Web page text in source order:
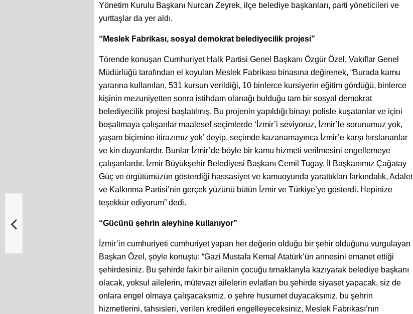
Yönetim Kurulu Başkanı Nurcan Zeyrek, ilçe belediye başkanları, parti yöneticileri ve
yurttaşlar da yer aldı.
“Meslek Fabrikası, sosyal demokrat belediyecilik projesi”
Törende konuşan Cumhuriyet Halk Partisi Genel Başkanı Özgür Özel, Vakıflar Genel
Müdürlüğü tarafından el koyulan Meslek Fabrikası binasına değirenek, “Burada kamu
yararına kullanılan, 531 kursun verildiği, 10 binlerce kursiyerin eğitim gördüğü, binlerce
kişinin mezuniyetten sonra istihdam olanağı bulduğu tam bir sosyal demokrat
belediyecilik projesi başlatılmış. Bu projenin yapıldığı binayı polisle kuşatanlar ve içini
boşaltmaya çalışanlar maalesef seçimlerde ‘İzmir’i seviyoruz, İzmir’le sorunumuz yok,
yaşam biçimine itirazımız yok’ deyip, seçimde kazanamayınca İzmir’e karşı hırslananlar
ve kin duyanlardır. Bunlar İzmir’de böyle bir kamu hizmeti verilmesini engellemeye
çalışanlardır. İzmir Büyükşehir Belediyesi Başkanı Cemil Tugay, İl Başkanımız Çağatay
Güç ve örgütümüzün gösterdiği hassasiyet ve kamuoyunda yarattıkları farkındalık, Adalet
ve Kalkınma Partisi’nin gerçek yüzünü bütün İzmir ve Türkiye’ye gösterdi. Hepinize
teşekkür ediyorum” dedi.
“Gücünü şehrin aleyhine kullanıyor”
İzmir’in cumhuriyeti cumhuriyet yapan her değerin olduğu bir şehir olduğunu vurgulayan
Başkan Özel, şöyle konuştu: “Gazi Mustafa Kemal Atatürk’ün annesini emanet ettiği
şehirdesiniz. Bu şehirde fakir bir ailenin çocuğu tırnaklarıyla kazıyarak belediye başkanı
olacak, yoksul ailelerin, mütevazı ailelerin evlatları bu şehirde siyaset yapacak, siz de
onlara engel olmaya çalışacaksınız, o şehre husumet duyacaksınız, bu şehrin
hizmetlerini, tahsisleri, verilen kredileri engelleyeceksiniz, Meslek Fabrikası’nın